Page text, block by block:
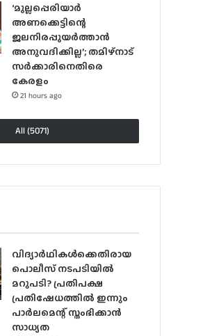
‘മുല്ലപ്പെരിയാർ
അണക്കെട്ടിന്റെ
ജലനിരപ്പുയർത്താൻ
അനുവദിക്കില്ല’; തമിഴ്‌നാട്
സർക്കാരിനെതിരെ
കേരളം
21 hours ago
All (5071)
വിദ്യാര്‍ഥികള്‍ക്കെതിരായ
പൊലീസ് നടപടിയില്‍
മറുപടി? പ്രതിപക്ഷ
പ്രതിഷേധത്തില്‍ ഇന്നും
പാര്‍ലമെന്റ് സ്തംഭിക്കാന്‍
സാധ്യത